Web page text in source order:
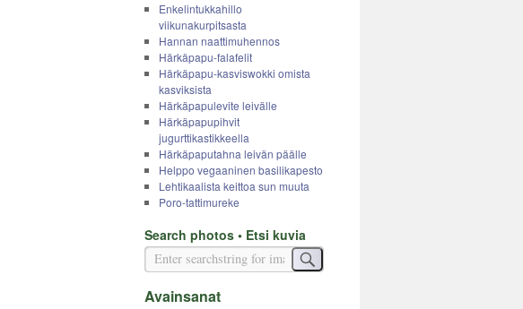
Enkelintukkahillo
viikunakurpitsasta
Hannan naattimuhennos
Härkäpapu-falafelit
Härkäpapu-kasviswokki omista
kasviksista
Härkäpapulevite leivälle
Härkäpapupihvit
jugurttikastikkeella
Härkäpaputahna leivän päälle
Helppo vegaaninen basilikapesto
Lehtikaalista keittoa sun muuta
Poro-tattimureke
Search photos • Etsi kuvia
Avainsanat